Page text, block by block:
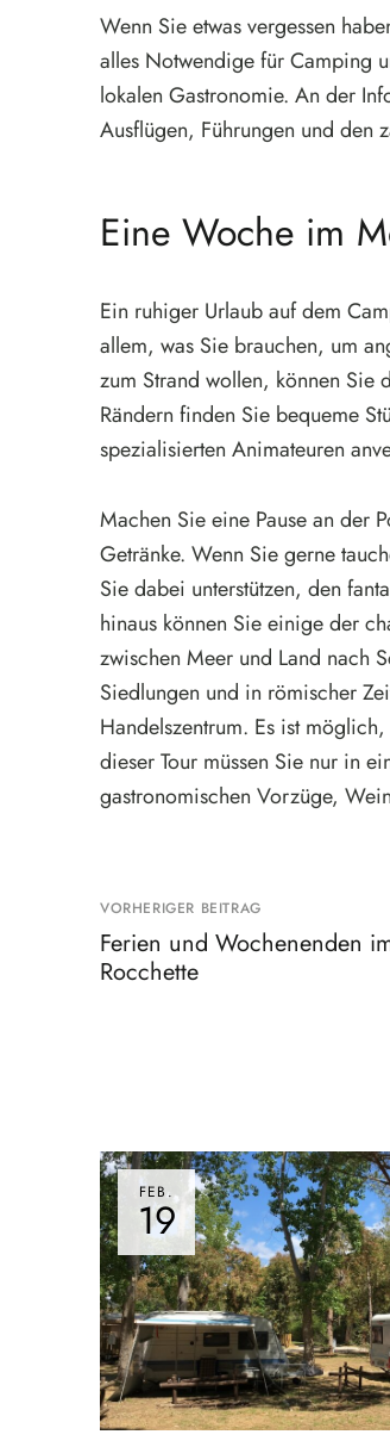
Wenn Sie etwas vergessen
alles Notwendige für Camping
lokalen Gastronomie. An der
Ausflügen, Führungen und den
Eine Woche im
Ein ruhiger Urlaub auf dem
allem, was Sie brauchen, um
zum Strand wollen, können Sie
Rändern finden Sie bequeme
spezialisierten Animateuren
Machen Sie eine Pause an der
Getränke. Wenn Sie gerne
Sie dabei unterstützen, den
hinaus können Sie einige der
zwischen Meer und Land nach
Siedlungen und in römischer
Handelszentrum. Es ist
dieser Tour müssen Sie nur in
gastronomischen Vorzüge,
VORHERIGER BEITRAG
Ferien und Wochenenden
Rocchette
FEB.
19